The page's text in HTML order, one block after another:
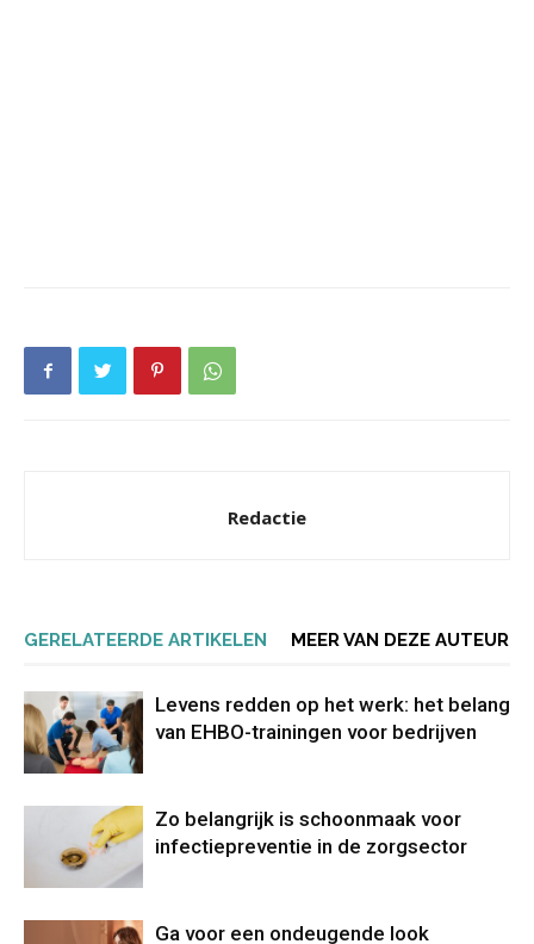
Redactie
GERELATEERDE ARTIKELEN MEER VAN DEZE AUTEUR
Levens redden op het werk: het belang
van EHBO-trainingen voor bedrijven
Zo belangrijk is schoonmaak voor
infectiepreventie in de zorgsector
Ga voor een ondeugende look